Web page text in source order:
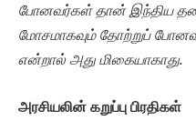
போனவர்கள் தான் இந்திய
மோசமாகவும் தோற்றுப்
என்றால் அது மிகையாகாது.
அரசியலின் கறுப்பு பிரதிகள்